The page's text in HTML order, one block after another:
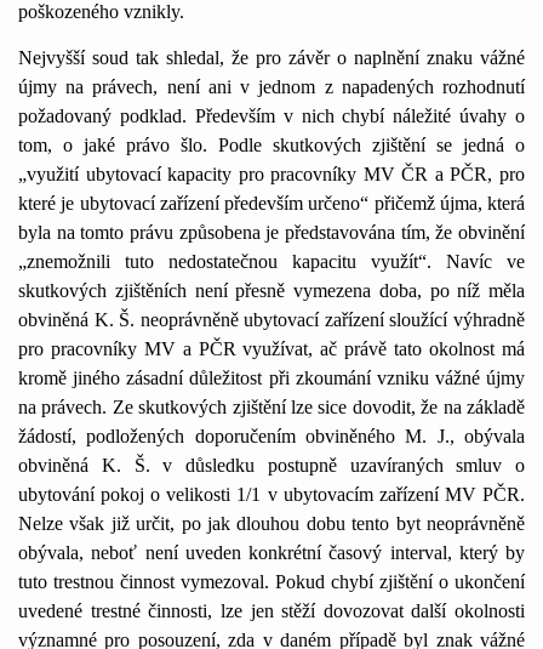
poškozeného vznikly.
Nejvyšší soud tak shledal, že pro závěr o naplnění znaku vážné
újmy na právech, není ani v jednom z napadených rozhodnutí
požadovaný podklad. Především v nich chybí náležité úvahy o
tom, o jaké právo šlo. Podle skutkových zjištění se jedná o
„využití ubytovací kapacity pro pracovníky MV ČR a PČR, pro
které je ubytovací zařízení především určeno“ přičemž újma, která
byla na tomto právu způsobena je představována tím, že obvinění
„znemožnili tuto nedostatečnou kapacitu využít“. Navíc ve
skutkových zjištěních není přesně vymezena doba, po níž měla
obviněná K. Š. neoprávněně ubytovací zařízení sloužící výhradně
pro pracovníky MV a PČR využívat, ač právě tato okolnost má
kromě jiného zásadní důležitost při zkoumání vzniku vážné újmy
na právech. Ze skutkových zjištění lze sice dovodit, že na základě
žádostí, podložených doporučením obviněného M. J., obývala
obviněná K. Š. v důsledku postupně uzavíraných smluv o
ubytování pokoj o velikosti 1/1 v ubytovacím zařízení MV PČR.
Nelze však již určit, po jak dlouhou dobu tento byt neoprávněně
obývala, neboť není uveden konkrétní časový interval, který by
tuto trestnou činnost vymezoval. Pokud chybí zjištění o ukončení
uvedené trestné činnosti, lze jen stěží dovozovat další okolnosti
významné pro posouzení, zda v daném případě byl znak vážné